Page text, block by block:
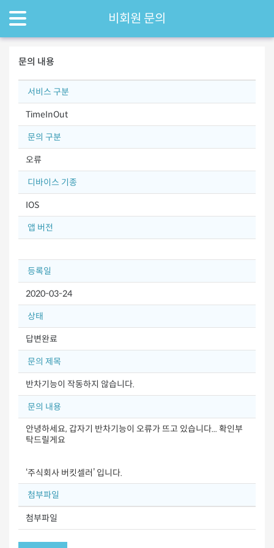
비회원 문의
문의 내용
서비스 구분
TimeInOut
문의 구분
오류
디바이스 기종
IOS
앱 버전
등록일
2020-03-24
상태
답변완료
문의 제목
반차기능이 작동하지 않습니다.
문의 내용
안녕하세요, 갑자기 반차기능이 오류가 뜨고 있습니다... 확인부
탁드릴게요
‘주식회사 버킷셀러’ 입니다.
첨부파일
첨부파일